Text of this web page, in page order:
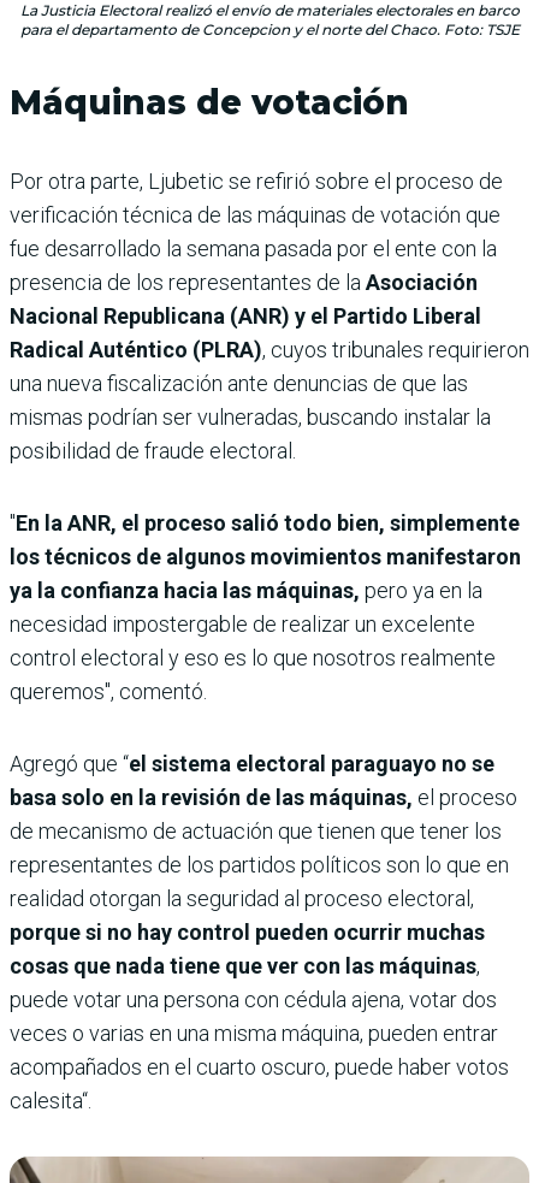
La Justicia Electoral realizó el envío de materiales electorales en barco
para el departamento de Concepcion y el norte del Chaco. Foto: TSJE
Máquinas de votación
Por otra parte, Ljubetic se refirió sobre el proceso de
verificación técnica de las máquinas de votación que
fue desarrollado la semana pasada por el ente con la
presencia de los representantes de laAsociación
Nacional Republicana (ANR) y el Partido Liberal
Radical Auténtico (PLRA), cuyos tribunales requirieron
una nueva fiscalización ante denuncias de que las
mismas podrían ser vulneradas, buscando instalar la
posibilidad de fraude electoral.
"En la ANR, el proceso salió todo bien, simplemente
los técnicos de algunos movimientos manifestaron
ya la confianza hacia las máquinas, pero ya en la
necesidad impostergable de realizar un excelente
control electoral y eso es lo que nosotros realmente
queremos", comentó.
Agregó que “el sistema electoral paraguayo no se
basa solo en la revisión de las máquinas, el proceso
de mecanismo de actuación que tienen que tener los
representantes de los partidos políticos son lo que en
realidad otorgan la seguridad al proceso electoral,
porque si no hay control pueden ocurrir muchas
cosas que nada tiene que ver con las máquinas,
puede votar una persona con cédula ajena, votar dos
veces o varias en una misma máquina, pueden entrar
acompañados en el cuarto oscuro, puede haber votos
calesita“.